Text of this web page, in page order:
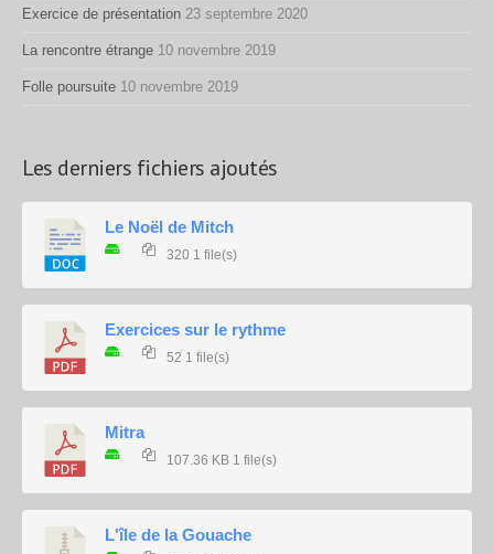
Exercice de présentation 23 septembre 2020
La rencontre étrange 10 novembre 2019
Folle poursuite 10 novembre 2019
Les derniers fichiers ajoutés
Le Noël de Mitch
320 1 file(s)
Exercices sur le rythme
52 1 file(s)
Mitra
107.36 KB 1 file(s)
L'île de la Gouache